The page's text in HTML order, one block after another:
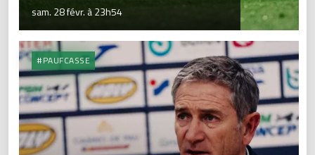
sam. 28 févr. à 23h54
#PAUFCASSE